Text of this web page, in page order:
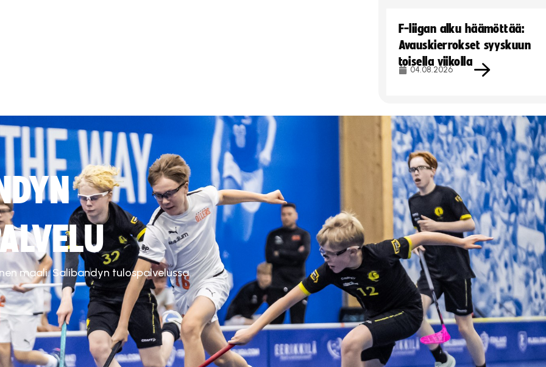
F-liigan alku häämöttää:
Avauskierrokset syyskuun
toisella viikolla
04.08.2026
maali. Salibandyn tulospalvelussa.